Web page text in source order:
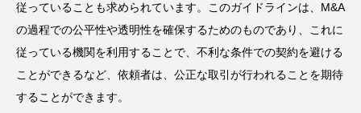
従っていることも求められています。このガイドラインは、M&A
の過程での公平性や透明性を確保するためのものであり、これに
従っている機関を利用することで、不利な条件での契約を避ける
ことができるなど、依頼者は、公正な取引が行われることを期待
することができます。